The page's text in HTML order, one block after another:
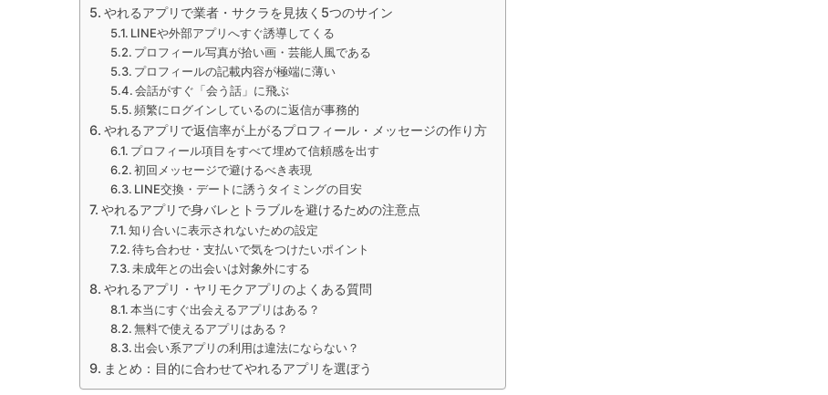
やれるアプリで業者・サクラを見抜く5つのサイン
LINEや外部アプリへすぐ誘導してくる
プロフィール写真が拾い画・芸能人風である
プロフィールの記載内容が極端に薄い
会話がすぐ「会う話」に飛ぶ
頻繁にログインしているのに返信が事務的
やれるアプリで返信率が上がるプロフィール・メッセージの作り方
プロフィール項目をすべて埋めて信頼感を出す
初回メッセージで避けるべき表現
LINE交換・デートに誘うタイミングの目安
やれるアプリで身バレとトラブルを避けるための注意点
知り合いに表示されないための設定
待ち合わせ・支払いで気をつけたいポイント
未成年との出会いは対象外にする
やれるアプリ・ヤリモクアプリのよくある質問
本当にすぐ出会えるアプリはある？
無料で使えるアプリはある？
出会い系アプリの利用は違法にならない？
まとめ：目的に合わせてやれるアプリを選ぼう